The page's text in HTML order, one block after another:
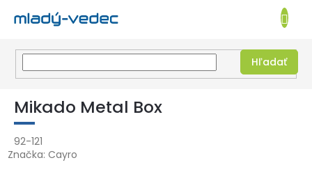
Prejsť
obsah
EUR
Hľadať
KOŠÍK
Mikado Metal Box
92-121
Značka: Cayro